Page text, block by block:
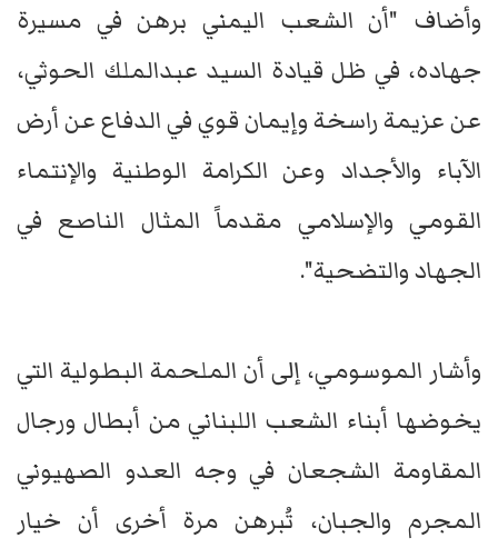
وأضاف "أن الشعب اليمني برهن في مسيرة
جهاده، في ظل قيادة السيد عبدالملك الحوثي،
عن عزيمة راسخة وإيمان قوي في الدفاع عن أرض
الآباء والأجداد وعن الكرامة الوطنية والإنتماء
القومي والإسلامي مقدماً المثال الناصع في
الجهاد والتضحية".
وأشار الموسومي، إلى أن الملحمة البطولية التي
يخوضها أبناء الشعب اللبناني من أبطال ورجال
المقاومة الشجعان في وجه العدو الصهيوني
المجرم والجبان، تُبرهن مرة أخرى أن خيار